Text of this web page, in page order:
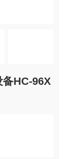
备HC-96X